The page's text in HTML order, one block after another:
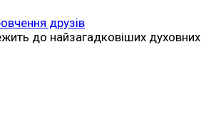
друзів
до найзагадковіших духовних